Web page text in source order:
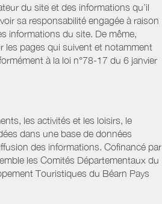
du site et des informations qu’il
sa responsabilité engagée à raison
informations du site. De même,
les pages qui suivent et notamment
à la loi n°78-17 du 6 janvier
les activités et les loisirs, le
dans une base de données
des informations. Cofinancé par
les Comités Départementaux du
Touristiques du Béarn Pays